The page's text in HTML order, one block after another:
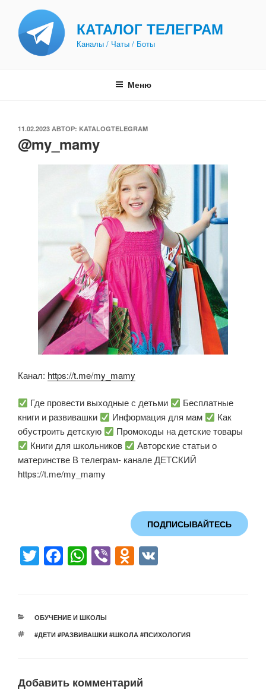
содержимому
КАТАЛОГ ТЕЛЕГРАМ
Каналы / Чаты / Боты
Меню
ОПУБЛИКОВАНО
11.02.2023 АВТОР: KATALOGTELEGRAM
@my_mamy
Канал: https://t.me/my_mamy
Где провести выходные с детьми
Бесплатные
книги и развивашки
Информация для мам
Как
обустроить детскую
Промокоды на детские товары
Книги для школьников
Авторские статьи о
материнстве В телеграм- канале ДЕТСКИЙ
https://t.me/my_mamy
ПОДПИСЫВАЙТЕСЬ
T
er
F
e
b
k
W
s
A
Vi O
kl
ni
РУБРИКИ
ОБУЧЕНИЕ И ШКОЛЫ
МЕТКИ
#ДЕТИ #РАЗВИВАШКИ #ШКОЛА #ПСИХОЛОГИЯ
Добавить комментарий